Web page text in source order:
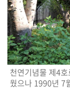
천연기념물 제4호
웠으나 1990년 7